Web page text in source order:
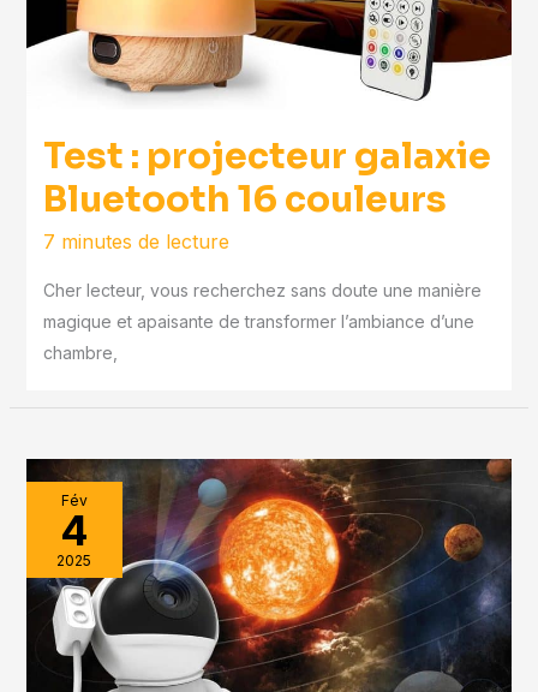
Test : projecteur galaxie
Bluetooth 16 couleurs
7 minutes de lecture
Cher lecteur, vous recherchez sans doute une manière
magique et apaisante de transformer l’ambiance d’une
chambre,
Fév
4
2025